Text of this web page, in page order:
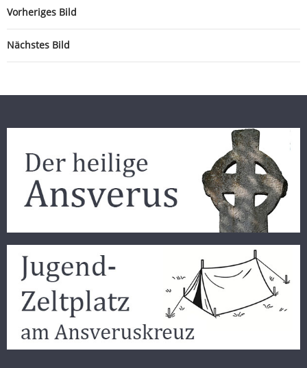
Vorheriges Bild
Nächstes Bild